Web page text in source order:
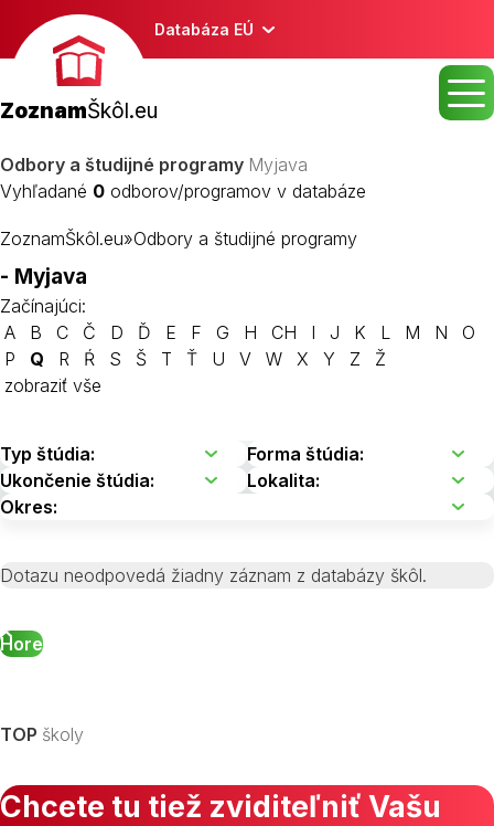
Databáza EÚ
ZoznamŠkôl.eu
Odbory a študijné programy Myjava
Vyhľadané 0 odborov/programov v databáze
ZoznamŠkôl.eu»Odbory a študijné programy
- Myjava
Začínajúci:
A
B C Č D Ď E F G H CH I J K L M N
O
P
Q R Ŕ S Š T Ť U V W X Y Z
Ž
zobraziť vše
Dotazu neodpovedá žiadny záznam z databázy škôl.
Hore
TOP školy
Chcete tu tiež zviditeľniť Vašu